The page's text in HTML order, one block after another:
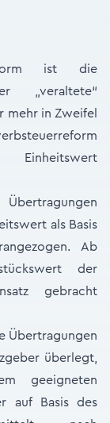
ist die
„veraltete“
mehr in Zweifel
als Basis
Ab
der
gebracht
Übertragungen
überlegt,
geeigneten
auf Basis des